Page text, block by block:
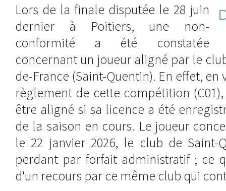
Lors de la finale disputée le 28 juin
dernier à Poitiers, une non-
conformité a été constatée
concernant un joueur aligné par le
de-France (Saint-Quentin). En effet,
règlement de cette compétition
être aligné si sa licence a été
de la saison en cours. Le joueur
le 22 janvier 2026, le club de Saint-
perdant par forfait administratif ; ce
d'un recours par ce même club qui